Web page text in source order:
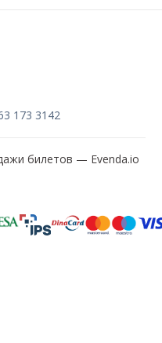
173 3142
билетов — Evenda.io